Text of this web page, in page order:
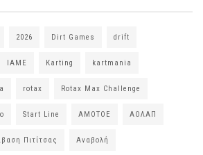
2026 Dirt Games drift
IAME Karting kartmania
rotax Rotax Max Challenge
Start Line ΑΜΟΤΟΕ ΑΟΛΑΠ
Πιτίτσας Αναβολή